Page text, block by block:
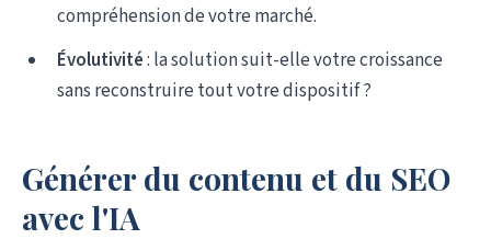
compréhension de votre marché.
Évolutivité: la solution suit-elle votre croissance
sans reconstruire tout votre dispositif ?
Générer du contenu et du SEO
avec l'IA